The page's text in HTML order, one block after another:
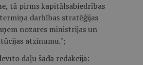
tā pirms kapitālsabiedrības
darbības stratēģijas
nozares ministrijas un
atzinumu.";
daļu šādā redakcijā: